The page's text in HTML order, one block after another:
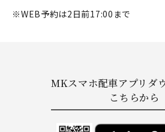
※WEB予約は2日前17:00まで
MKスマホ配車アプリダ
こちらから